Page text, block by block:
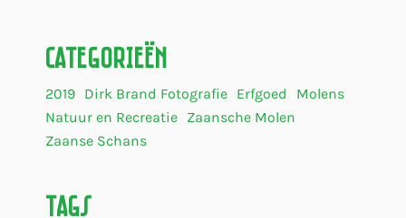
Categorieën
2019 Dirk Brand Fotografie Erfgoed
Molens
Natuur en Recreatie Zaansche Molen
Zaanse Schans
Tags